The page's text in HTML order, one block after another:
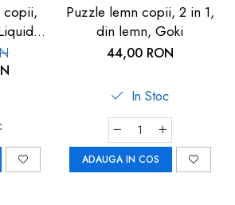
copii,
Puzzle lemn copii, 2 in 1,
din lemn, Goki
44,00 RON
In Stoc
ADAUGA IN COS